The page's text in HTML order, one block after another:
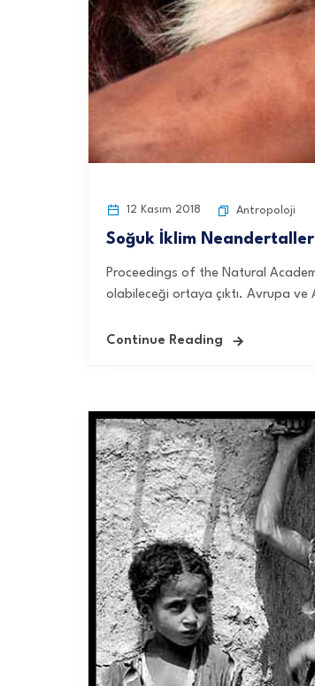
12 Kasım 2018 Antropoloji
Soğuk İklim
Proceedings of the Natural
olabileceği ortaya çıktı. Avrupa ve
Continue Reading